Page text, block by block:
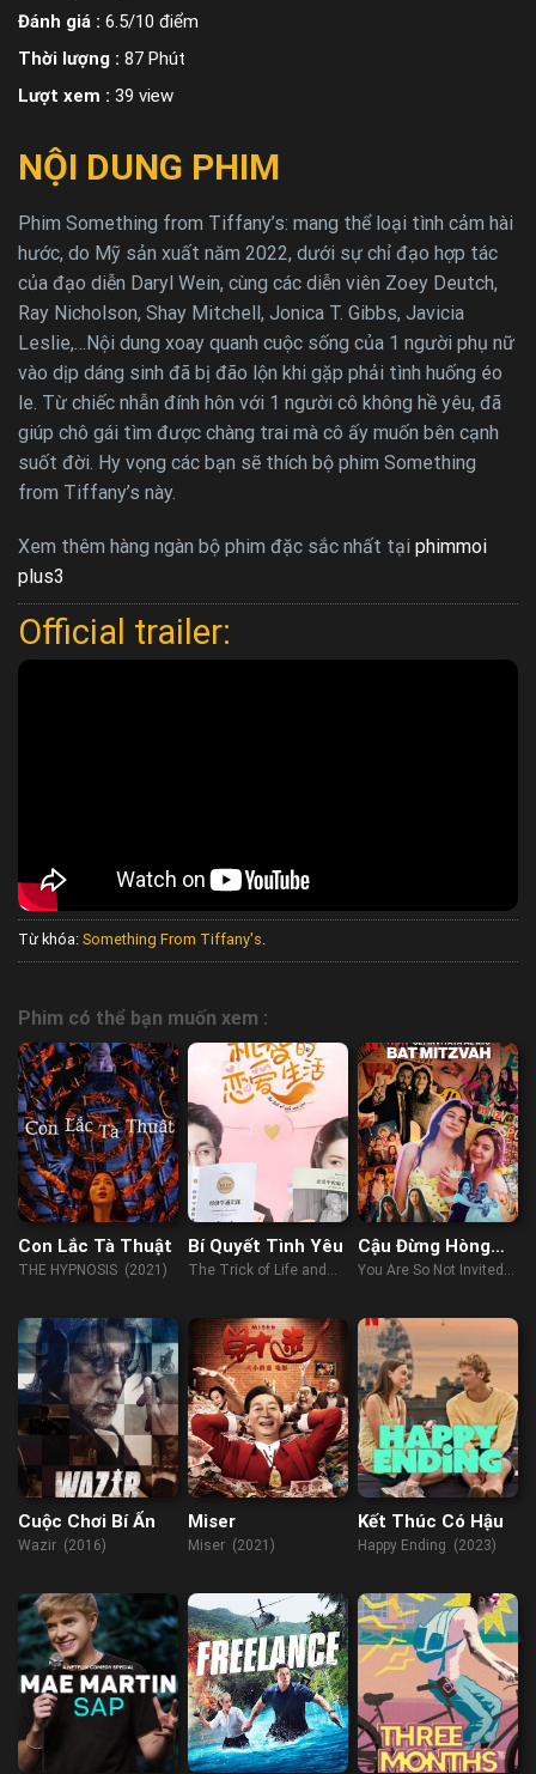
Đánh giá : 6.5/10 điểm
Thời lượng : 87 Phút
Lượt xem : 39 view
NỘI DUNG PHIM
Phim Something from Tiffany’s: mang thể loại tình cảm hài
hước, do Mỹ sản xuất năm 2022, dưới sự chỉ đạo hợp tác
của đạo diễn Daryl Wein, cùng các diễn viên Zoey Deutch,
Ray Nicholson, Shay Mitchell, Jonica T. Gibbs, Javicia
Leslie,…Nội dung xoay quanh cuộc sống của 1 người phụ nữ
vào dịp dáng sinh đã bị đão lộn khi gặp phải tình huống éo
le. Từ chiếc nhẫn đính hôn với 1 người cô không hề yêu, đã
giúp chô gái tìm được chàng trai mà cô ấy muốn bên cạnh
suốt đời. Hy vọng các bạn sẽ thích bộ phim Something
from Tiffany’s này.
Xem thêm hàng ngàn bộ phim đặc sắc nhất tại phimmoi
plus3
Official trailer:
Từ khóa: Something From Tiffany's.
Phim có thể bạn muốn xem :
Con Lắc Tà Thuật
THE HYPNOSIS (2021)
Bí Quyết Tình Yêu
The Trick of Life and
Cậu Đừng Hòng
Được Mời Đến Bat
You Are So Not Invited
(2023)
Cuộc Chơi Bí Ẩn
Wazir (2016)
Miser
Miser (2021)
Kết Thúc Có Hậu
Happy Ending (2023)